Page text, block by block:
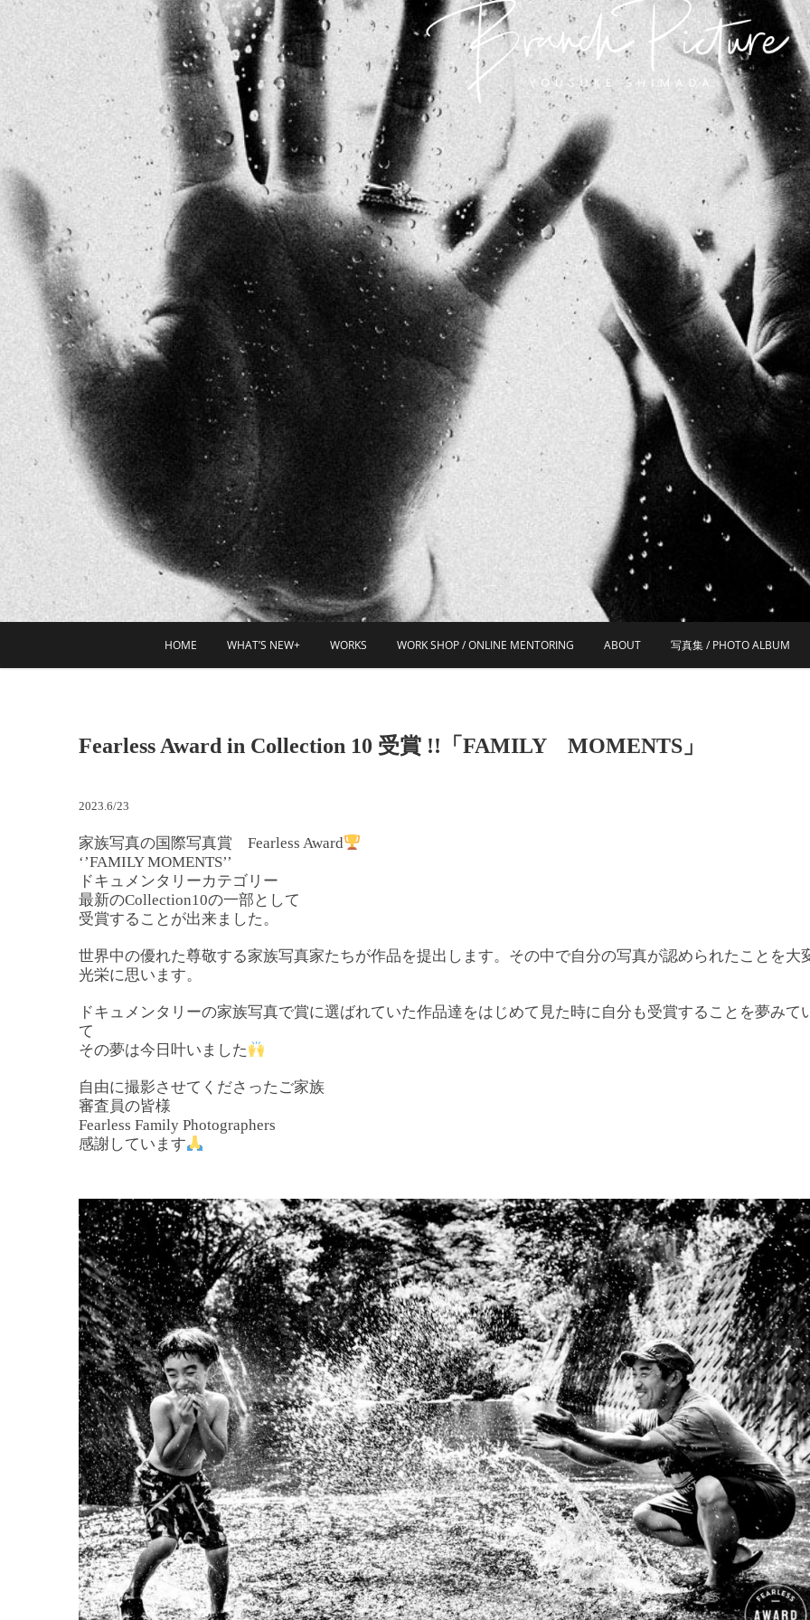
ブランチピクチャー
長崎 カメラマン
HOME WHAT’S NEW+ WORKS WORK SHOP / ONLINE MENTORING ABOUT 写真集 / PHOTO ALBUM
Fearless Award in Collection 10 受賞 !!「FAMILY MOMENTS」
2023.6/23
家族写真の国際写真賞 Fearless Award
‘’FAMILY MOMENTS’’
ドキュメンタリーカテゴリー
最新のCollection10の一部として
受賞することが出来ました。
世界中の優れた尊敬する家族写真家たちが作品を提出します。その中で自分の写真が認められたことを大
光栄に思います。
ドキュメンタリーの家族写真で賞に選ばれていた作品達をはじめて見た時に自分も受賞することを夢みて
て
その夢は今日叶いました
自由に撮影させてくださったご家族
審査員の皆様
Fearless Family Photographers
感謝しています